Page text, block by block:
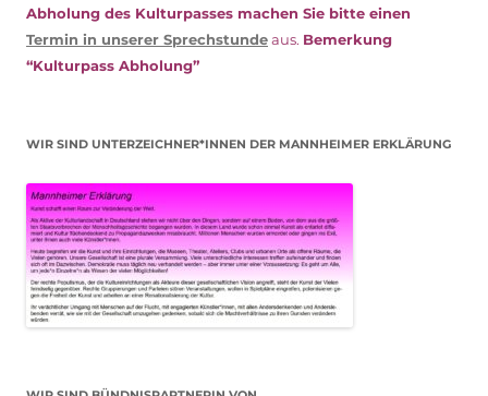
Abholung des Kulturpasses machen Sie bitte einen
Termin in unserer Sprechstundeaus. Bemerkung
“Kulturpass Abholung”
WIR SIND UNTERZEICHNER*INNEN DER MANNHEIMER ERKLÄRUNG